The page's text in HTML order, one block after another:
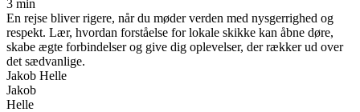
3 min
En rejse bliver rigere, når du møder verden med nysgerrighed og
respekt. Lær, hvordan forståelse for lokale skikke kan åbne døre,
skabe ægte forbindelser og give dig oplevelser, der rækker ud over
det sædvanlige.
Jakob Helle
Jakob
Helle